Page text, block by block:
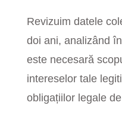
Revizuim datele
doi ani, analizând
este necesară
intereselor tale
obligațiilor legale